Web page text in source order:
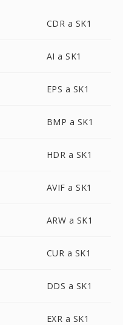
CDR a SK1
AI a SK1
EPS a SK1
BMP a SK1
HDR a SK1
AVIF a SK1
ARW a SK1
CUR a SK1
DDS a SK1
EXR a SK1